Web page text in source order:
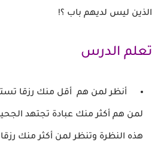
الذين ليس لديهم باب ؟!
تعلم الدرس
أنظر لمن هم أقل منك رزقا
لمن هم أكثرمنك عبادة تجتهد
هذه النظرة وتنظر لمن أكثر منك